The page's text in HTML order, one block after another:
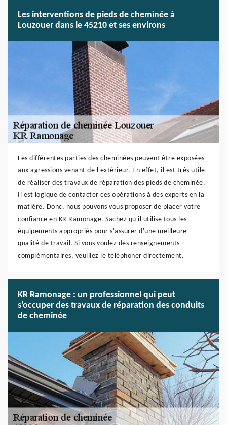
Les interventions de pieds de cheminée à
Louzouer dans le 45210 et ses environs
Les différentes parties des cheminées peuvent être exposées
aux agressions venant de l'extérieur. En effet, il est très utile
de réaliser des travaux de réparation des pieds de cheminée.
Il est logique de contacter ces opérations à des experts en la
matière. Donc, nous pouvons vous proposer de placer votre
confiance en KR Ramonage. Sachez qu'il utilise tous les
équipements appropriés pour s'assurer d'une meilleure
qualité de travail. Si vous voulez des renseignements
complémentaires, veuillez le téléphoner directement.
KR Ramonage : un professionnel qui peut
s'occuper des travaux de réparation des conduits
de cheminée